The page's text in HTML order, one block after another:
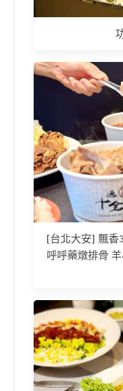
[台北大安] 飄香
呼呼藥燉排骨